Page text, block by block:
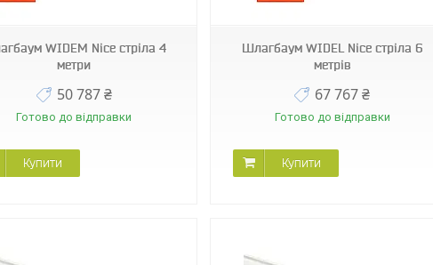
WIDEM Nice стріла 4
метри
50 787 ₴
Готово до відправки
Купити
Шлагбаум WIDEL Nice стріла 6
метрів
67 767 ₴
Готово до відправки
Купити